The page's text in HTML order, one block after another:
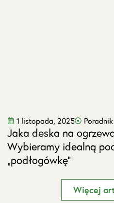
1 listopada, 2025 Poradnik
Jaka deska na
Wybieramy idealną
„podłogówkę”
Więcej